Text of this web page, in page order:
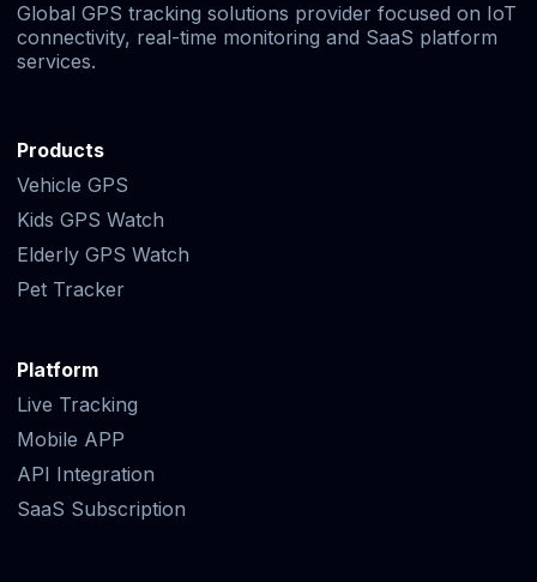
Global GPS tracking solutions provider focused on IoT
connectivity, real-time monitoring and SaaS platform
services.
Products
Vehicle GPS
Kids GPS Watch
Elderly GPS Watch
Pet Tracker
Platform
Live Tracking
Mobile APP
API Integration
SaaS Subscription